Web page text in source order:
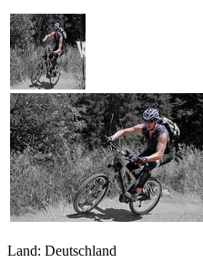
Land: Deutschland